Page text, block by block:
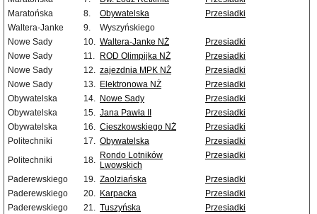
Maratońska
8. Obywatelska
Przesiadki
Waltera-Janke
9.
Wyszyńskiego
Nowe Sady
10. Waltera-Janke NŻ
Przesiadki
Nowe Sady
11. ROD Olimpijka NŻ
Przesiadki
Nowe Sady
12. zajezdnia MPK NŻ
Przesiadki
Nowe Sady
13. Elektronowa NŻ
Przesiadki
Obywatelska
14. Nowe Sady
Przesiadki
Obywatelska
15. Jana Pawła II
Przesiadki
Obywatelska
16. Cieszkowskiego NŻ
Przesiadki
Politechniki
17. Obywatelska
Przesiadki
Politechniki
18. Rondo Lotników
Lwowskich
Przesiadki
Paderewskiego 19. Zaolziańska
Przesiadki
Paderewskiego
20. Karpacka
Przesiadki
Paderewskiego
21. Tuszyńska
Przesiadki